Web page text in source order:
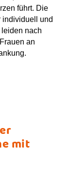
führt. Die
individuell und
nach
an
mit